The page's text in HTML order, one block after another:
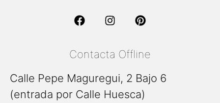
Contacta Offline
Calle Pepe Maguregui, 2 Bajo 6
(entrada por Calle Huesca)